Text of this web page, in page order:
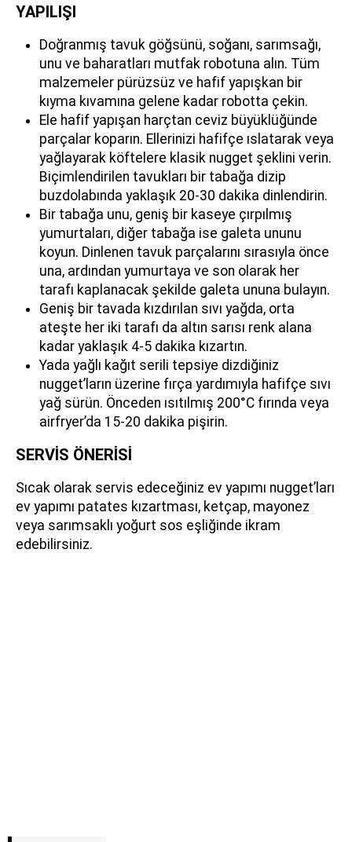
YAPILIŞI
Doğranmış tavuk göğsünü, soğanı, sarımsağı,
unu ve baharatları mutfak robotuna alın. Tüm
malzemeler pürüzsüz ve hafif yapışkan bir
kıyma kıvamına gelene kadar robotta çekin.
Ele hafif yapışan harçtan ceviz büyüklüğünde
parçalar koparın. Ellerinizi hafifçe ıslatarak veya
yağlayarak köftelere klasik nugget şeklini verin.
Biçimlendirilen tavukları bir tabağa dizip
buzdolabında yaklaşık 20-30 dakika dinlendirin.
Bir tabağa unu, geniş bir kaseye çırpılmış
yumurtaları, diğer tabağa ise galeta ununu
koyun. Dinlenen tavuk parçalarını sırasıyla önce
una, ardından yumurtaya ve son olarak her
tarafı kaplanacak şekilde galeta ununa bulayın.
Geniş bir tavada kızdırılan sıvı yağda, orta
ateşte her iki tarafı da altın sarısı renk alana
kadar yaklaşık 4-5 dakika kızartın.
Yada yağlı kağıt serili tepsiye dizdiğiniz
nugget’ların üzerine fırça yardımıyla hafifçe sıvı
yağ sürün. Önceden ısıtılmış 200°C fırında veya
airfryer’da 15-20 dakika pişirin.
SERVİS ÖNERİSİ
Sıcak olarak servis edeceğiniz ev yapımı nugget’ları
ev yapımı patates kızartması, ketçap, mayonez
veya sarımsaklı yoğurt sos eşliğinde ikram
edebilirsiniz.